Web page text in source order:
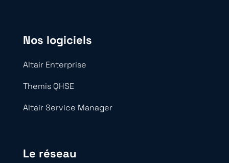
Nos logiciels
Altair Enterprise
Themis QHSE
Altair Service Manager
Le réseau